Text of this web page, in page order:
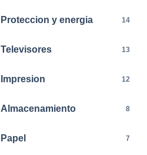
Proteccion y energia 14
Televisores 13
Impresion 12
Almacenamiento 8
Papel 7